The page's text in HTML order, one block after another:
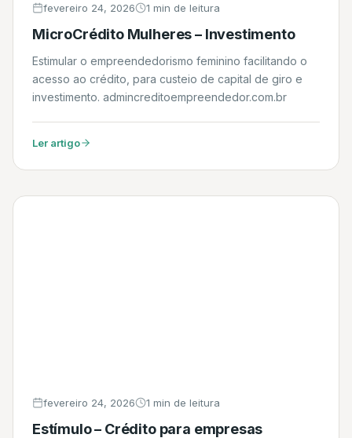
fevereiro 24, 2026 1 min de leitura
MicroCrédito Mulheres – Investimento
Estimular o empreendedorismo feminino facilitando o
acesso ao crédito, para custeio de capital de giro e
investimento. admincreditoempreendedor.com.br
Ler artigo
fevereiro 24, 2026 1 min de leitura
Estímulo – Crédito para empresas